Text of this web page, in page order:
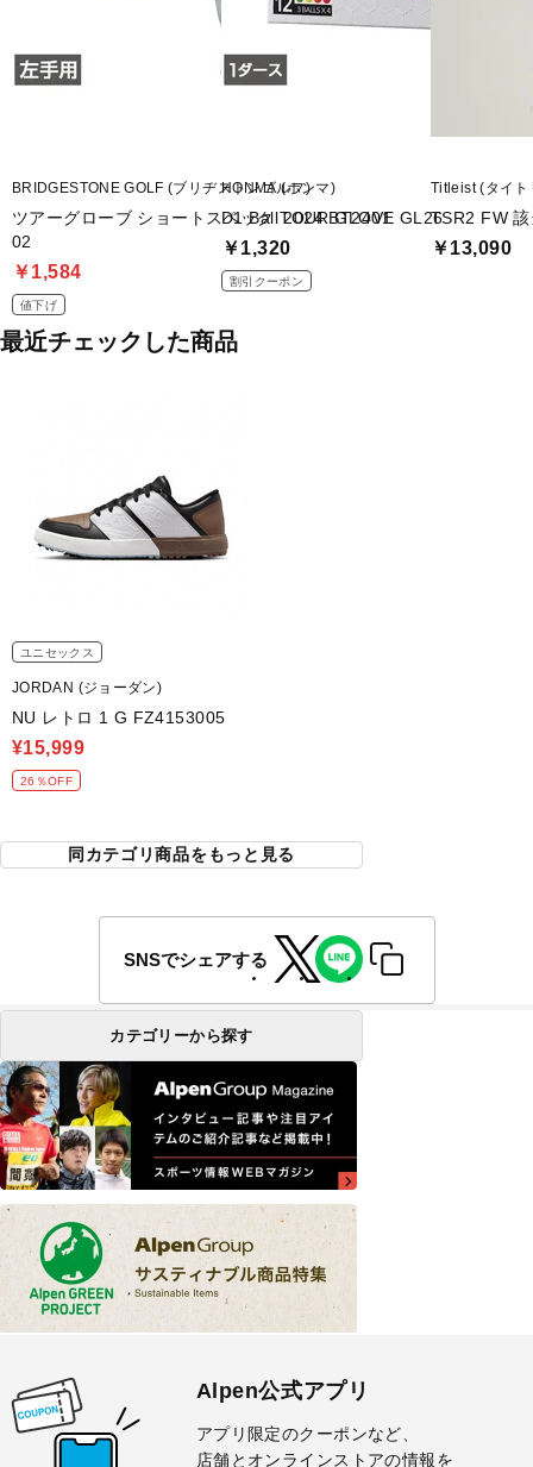
BRIDGESTONE GOLF (ブリヂストンゴルフ)
ツアーグローブ ショートスペック TOUR GLOVE GL26
02
￥1,584
値下げ
HONMA (ホンマ)
D1 Ball 2024 BT2401
￥1,320
割引クーポン
Titleist (タイト
TSR2 FW 該
￥13,090
最近チェックした商品
ユニセックス
JORDAN (ジョーダン)
NU レトロ 1 G FZ4153005
¥15,999
26％OFF
同カテゴリ商品をもっと見る
SNSでシェアする
カテゴリーから探す
Alpen公式アプリ
アプリ限定のクーポンなど、
店舗とオンラインストアの情報を